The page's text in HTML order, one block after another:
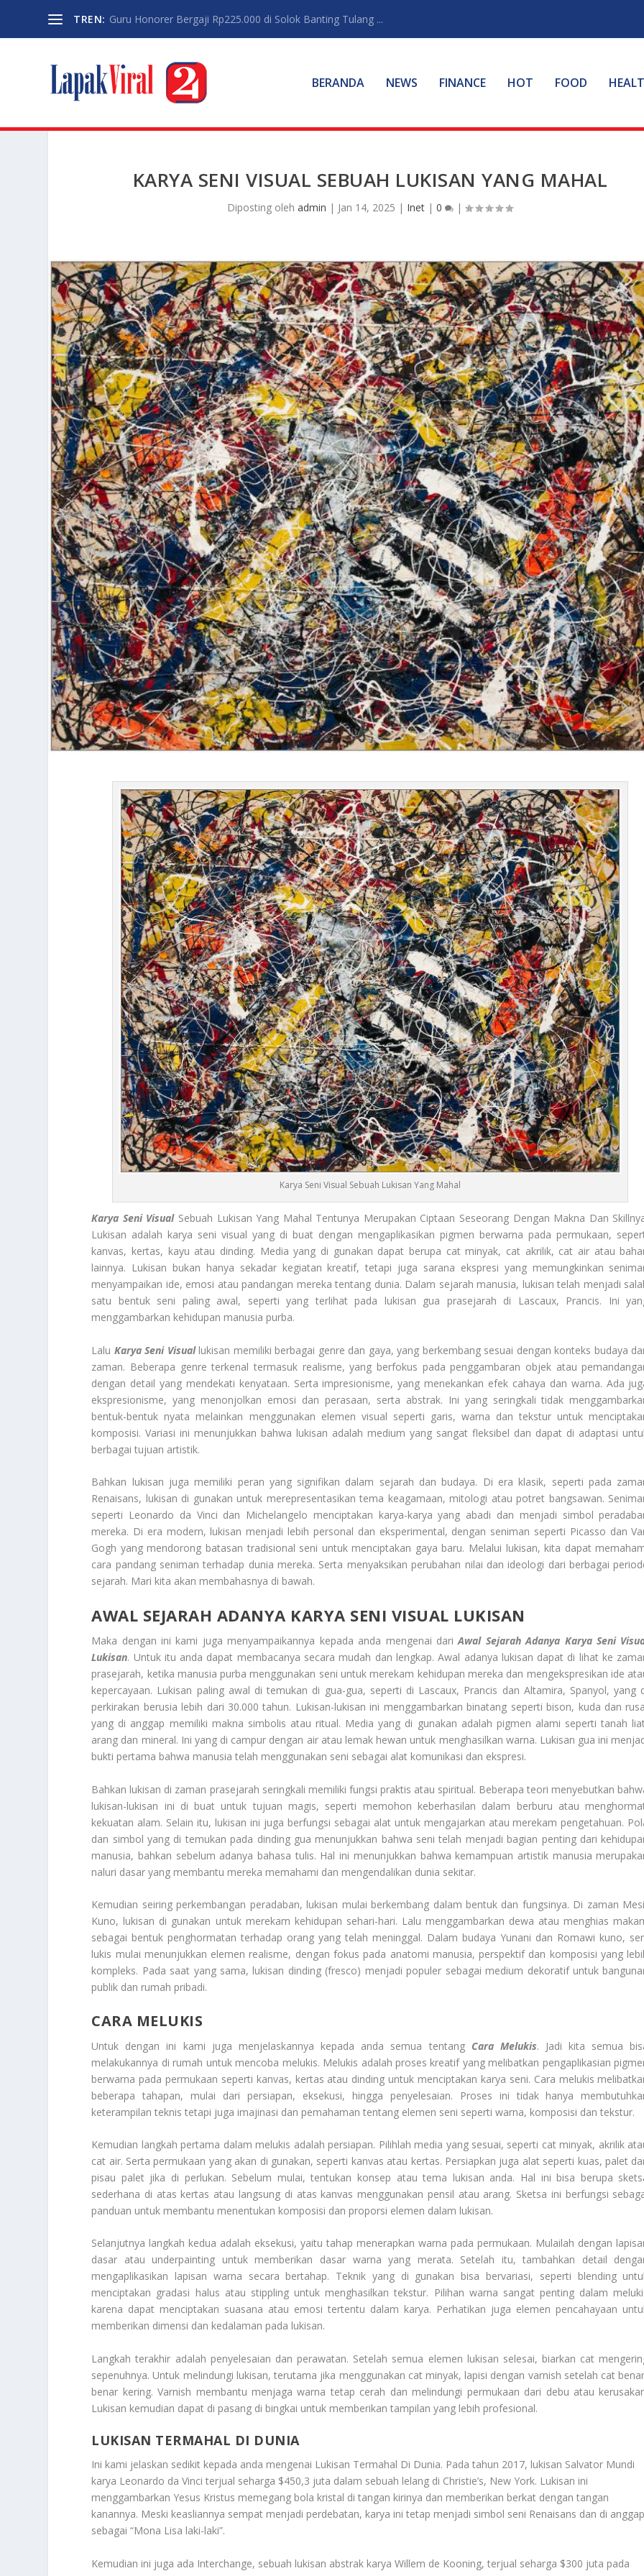
TREN: Guru Honorer Bergaji Rp225.000 di Solok Banting Tulang ...
BERANDA NEWS FINANCE HOT FOOD
KARYA SENI VISUAL SEBUAH LUKISAN YANG MAHAL
Diposting olehadmin | Jan 14, 2025 | Inet |0 |
Karya Seni Visual Sebuah Lukisan Yang Mahal
Karya Seni VisualSebuah Lukisan Yang Mahal Tentunya Merupakan Ciptaan Seseorang Dengan Makna Dan
Lukisan adalah karya seni visual yang di buat dengan mengaplikasikan pigmen berwarna pada permukaan,
kanvas, kertas, kayu atau dinding. Media yang di gunakan dapat berupa cat minyak, cat akrilik, cat air atau
lainnya. Lukisan bukan hanya sekadar kegiatan kreatif, tetapi juga sarana ekspresi yang memungkinkan
menyampaikan ide, emosi atau pandangan mereka tentang dunia. Dalam sejarah manusia, lukisan telah menjadi
satu bentuk seni paling awal, seperti yang terlihat pada lukisan gua prasejarah di Lascaux, Prancis. Ini
menggambarkan kehidupan manusia purba.
Lalu Karya Seni Visuallukisan memiliki berbagai genre dan gaya, yang berkembang sesuai dengan konteks budaya
zaman. Beberapa genre terkenal termasuk realisme, yang berfokus pada penggambaran objek atau
dengan detail yang mendekati kenyataan. Serta impresionisme, yang menekankan efek cahaya dan warna. Ada
ekspresionisme, yang menonjolkan emosi dan perasaan, serta abstrak. Ini yang seringkali tidak
bentuk-bentuk nyata melainkan menggunakan elemen visual seperti garis, warna dan tekstur untuk
komposisi. Variasi ini menunjukkan bahwa lukisan adalah medium yang sangat fleksibel dan dapat di adaptasi
berbagai tujuan artistik.
Bahkan lukisan juga memiliki peran yang signifikan dalam sejarah dan budaya. Di era klasik, seperti pada
Renaisans, lukisan di gunakan untuk merepresentasikan tema keagamaan, mitologi atau potret bangsawan.
seperti Leonardo da Vinci dan Michelangelo menciptakan karya-karya yang abadi dan menjadi simbol
mereka. Di era modern, lukisan menjadi lebih personal dan eksperimental, dengan seniman seperti Picasso dan
Gogh yang mendorong batasan tradisional seni untuk menciptakan gaya baru. Melalui lukisan, kita dapat
cara pandang seniman terhadap dunia mereka. Serta menyaksikan perubahan nilai dan ideologi dari berbagai
sejarah. Mari kita akan membahasnya di bawah.
AWAL SEJARAH ADANYA KARYA SENI VISUAL LUKISAN
Maka dengan ini kami juga menyampaikannya kepada anda mengenai dariAwal Sejarah Adanya Karya Seni
Lukisan. Untuk itu anda dapat membacanya secara mudah dan lengkap. Awal adanya lukisan dapat di lihat ke
prasejarah, ketika manusia purba menggunakan seni untuk merekam kehidupan mereka dan mengekspresikan ide
kepercayaan. Lukisan paling awal di temukan di gua-gua, seperti di Lascaux, Prancis dan Altamira, Spanyol, yang
perkirakan berusia lebih dari 30.000 tahun. Lukisan-lukisan ini menggambarkan binatang seperti bison, kuda dan
yang di anggap memiliki makna simbolis atau ritual. Media yang di gunakan adalah pigmen alami seperti tanah
arang dan mineral. Ini yang di campur dengan air atau lemak hewan untuk menghasilkan warna. Lukisan gua ini
bukti pertama bahwa manusia telah menggunakan seni sebagai alat komunikasi dan ekspresi.
Bahkan lukisan di zaman prasejarah seringkali memiliki fungsi praktis atau spiritual. Beberapa teori menyebutkan
lukisan-lukisan ini di buat untuk tujuan magis, seperti memohon keberhasilan dalam berburu atau
kekuatan alam. Selain itu, lukisan ini juga berfungsi sebagai alat untuk mengajarkan atau merekam pengetahuan.
dan simbol yang di temukan pada dinding gua menunjukkan bahwa seni telah menjadi bagian penting dari
manusia, bahkan sebelum adanya bahasa tulis. Hal ini menunjukkan bahwa kemampuan artistik manusia
naluri dasar yang membantu mereka memahami dan mengendalikan dunia sekitar.
Kemudian seiring perkembangan peradaban, lukisan mulai berkembang dalam bentuk dan fungsinya. Di zaman
Kuno, lukisan di gunakan untuk merekam kehidupan sehari-hari. Lalu menggambarkan dewa atau menghias
sebagai bentuk penghormatan terhadap orang yang telah meninggal. Dalam budaya Yunani dan Romawi kuno,
lukis mulai menunjukkan elemen realisme, dengan fokus pada anatomi manusia, perspektif dan komposisi yang
kompleks. Pada saat yang sama, lukisan dinding (fresco) menjadi populer sebagai medium dekoratif untuk
publik dan rumah pribadi.
CARA MELUKIS
Untuk dengan ini kami juga menjelaskannya kepada anda semua tentang Cara Melukis. Jadi kita semua
melakukannya di rumah untuk mencoba melukis. Melukis adalah proses kreatif yang melibatkan pengaplikasian
berwarna pada permukaan seperti kanvas, kertas atau dinding untuk menciptakan karya seni. Cara melukis
beberapa tahapan, mulai dari persiapan, eksekusi, hingga penyelesaian. Proses ini tidak hanya
keterampilan teknis tetapi juga imajinasi dan pemahaman tentang elemen seni seperti warna, komposisi dan tekstur.
Kemudian langkah pertama dalam melukis adalah persiapan. Pilihlah media yang sesuai, seperti cat minyak, akrilik
cat air. Serta permukaan yang akan di gunakan, seperti kanvas atau kertas. Persiapkan juga alat seperti kuas, palet
pisau palet jika di perlukan. Sebelum mulai, tentukan konsep atau tema lukisan anda. Hal ini bisa berupa
sederhana di atas kertas atau langsung di atas kanvas menggunakan pensil atau arang. Sketsa ini berfungsi
panduan untuk membantu menentukan komposisi dan proporsi elemen dalam lukisan.
Selanjutnya langkah kedua adalah eksekusi, yaitu tahap menerapkan warna pada permukaan. Mulailah dengan
dasar atau underpainting untuk memberikan dasar warna yang merata. Setelah itu, tambahkan detail
mengaplikasikan lapisan warna secara bertahap. Teknik yang di gunakan bisa bervariasi, seperti blending
menciptakan gradasi halus atau stippling untuk menghasilkan tekstur. Pilihan warna sangat penting dalam
karena dapat menciptakan suasana atau emosi tertentu dalam karya. Perhatikan juga elemen pencahayaan
memberikan dimensi dan kedalaman pada lukisan.
Langkah terakhir adalah penyelesaian dan perawatan. Setelah semua elemen lukisan selesai, biarkan cat
sepenuhnya. Untuk melindungi lukisan, terutama jika menggunakan cat minyak, lapisi dengan varnish setelah cat
benar kering. Varnish membantu menjaga warna tetap cerah dan melindungi permukaan dari debu atau
Lukisan kemudian dapat di pasang di bingkai untuk memberikan tampilan yang lebih profesional.
LUKISAN TERMAHAL DI DUNIA
Ini kami jelaskan sedikit kepada anda mengenai Lukisan Termahal Di Dunia. Pada tahun 2017, lukisan Salvator Mundi
karya Leonardo da Vinci terjual seharga $450,3 juta dalam sebuah lelang di Christie’s, New York. Lukisan ini
menggambarkan Yesus Kristus memegang bola kristal di tangan kirinya dan memberikan berkat dengan tangan
kanannya. Meski keasliannya sempat menjadi perdebatan, karya ini tetap menjadi simbol seni Renaisans dan di anggap
sebagai “Mona Lisa laki-laki”.
Kemudian ini juga ada Interchange, sebuah lukisan abstrak karya Willem de Kooning, terjual seharga $300 juta pada